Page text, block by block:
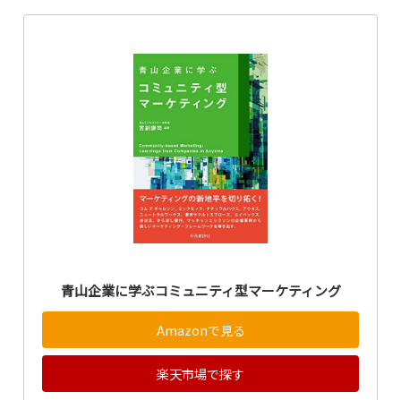
青山企業に学ぶコミュニティ型マーケティング
Amazonで見る
楽天市場で探す